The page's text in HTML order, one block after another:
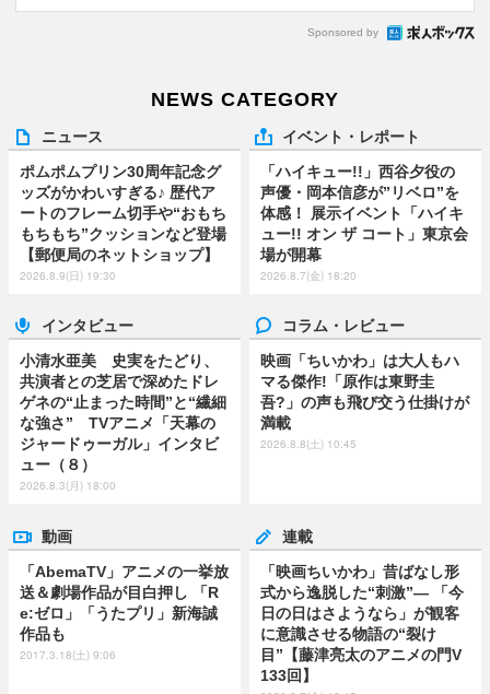
Sponsored by
NEWS CATEGORY
ニュース
ポムポムプリン30周年記念グ
ッズがかわいすぎる♪ 歴代ア
ートのフレーム切手や“おもち
もちもち”クッションなど登場
【郵便局のネットショップ】
2026.8.9(日) 19:30
イベント・レポート
「ハイキュー!!」西谷夕役の
声優・岡本信彦が”リベロ”を
体感！ 展示イベント「ハイキ
ュー!! オン ザ コート」東京会
場が開幕
2026.8.7(金) 18:20
インタビュー
小清水亜美 史実をたどり、
共演者との芝居で深めたドレ
ゲネの“止まった時間”と“繊細
な強さ” TVアニメ「天幕の
ジャードゥーガル」インタビ
ュー（８）
2026.8.3(月) 18:00
コラム・レビュー
映画「ちいかわ」は大人もハ
マる傑作!「原作は東野圭
吾?」の声も飛び交う仕掛けが
満載
2026.8.8(土) 10:45
動画
「AbemaTV」アニメの一挙放
送＆劇場作品が目白押し 「R
e:ゼロ」「うたプリ」新海誠
作品も
2017.3.18(土) 9:06
連載
「映画ちいかわ」昔ばなし形
式から逸脱した“刺激”― 「今
日の日はさようなら」が観客
に意識させる物語の“裂け
目”【藤津亮太のアニメの門V
133回】